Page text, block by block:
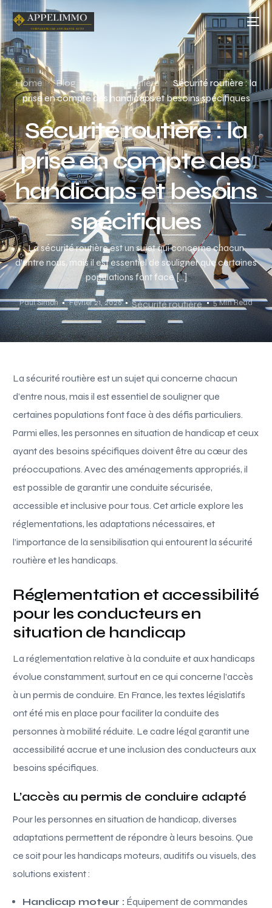
Home Blog Sécurité routière
Sécurité routière : la
prise en compte des handicaps et besoins spécifiques
Sécurité routière : la
prise en compte des
handicaps et besoins
spécifiques
La sécurité routière est un sujet qui concerne chacun
d’entre nous, mais il est essentiel de souligner que certaines
populations font face […]
Paul Simon Février 21, 2026 Sécurité routière 5 Min Read
La sécurité routière est un sujet qui concerne chacun
d’entre nous, mais il est essentiel de souligner que
certaines populations font face à des défis particuliers.
Parmi elles, les personnes en situation de handicap et ceux
ayant des besoins spécifiques doivent être au cœur des
préoccupations. Avec des aménagements appropriés, il
est possible de garantir une conduite sécurisée,
accessible et inclusive pour tous. Cet article explore les
réglementations, les adaptations nécessaires, et
l’importance de la sensibilisation qui entourent la sécurité
routière et les handicaps.
Réglementation et accessibilité
pour les conducteurs en
situation de handicap
La réglementation relative à la conduite et aux handicaps
évolue constamment, surtout en ce qui concerne l’accès
à un permis de conduire. En France, les textes législatifs
ont été mis en place pour faciliter la conduite des
personnes à mobilité réduite. Le cadre légal garantit une
accessibilité accrue et une inclusion des conducteurs aux
besoins spécifiques.
L’accès au permis de conduire adapté
Pour les personnes en situation de handicap, diverses
adaptations permettent de répondre à leurs besoins. Que
ce soit pour les handicaps moteurs, auditifs ou visuels, des
solutions existent :
Handicap moteur : Équipement de commandes